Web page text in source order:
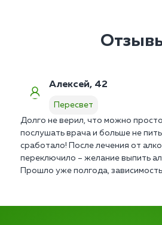
Алексей, 42
Пересвет
Долго не верил, что можно
послушать врача и больше не
сработало! После лечения от
переключило – желание выпить
Прошло уже полгода,